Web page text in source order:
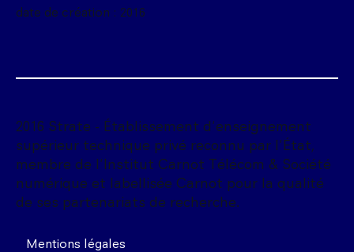
2016 Strate - Établissement d'enseignement
supérieur technique privé reconnu par l'État,
membre de l'Institut Carnot Télécom & Société
numérique et labellisée Carnot pour la qualité
de ses partenariats de recherche.
Mentions légales
date de création : 2016